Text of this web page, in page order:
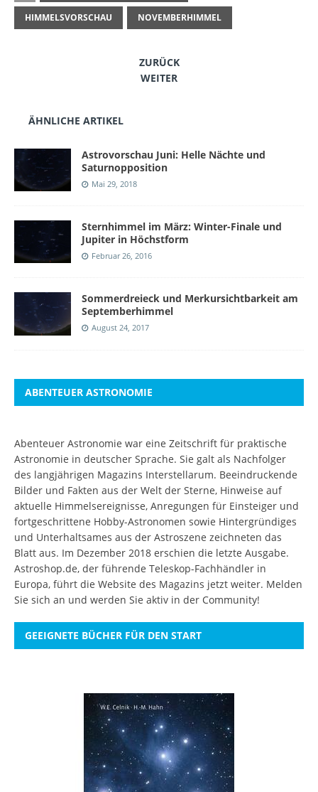
HIMMELSVORSCHAU NOVEMBERHIMMEL
ZURÜCK
WEITER
ÄHNLICHE ARTIKEL
Astrovorschau Juni: Helle Nächte und
Saturnopposition
Mai 29, 2018
Sternhimmel im März: Winter-Finale und
Jupiter in Höchstform
Februar 26, 2016
Sommerdreieck und Merkursichtbarkeit am
Septemberhimmel
August 24, 2017
ABENTEUER ASTRONOMIE
Abenteuer Astronomie war eine Zeitschrift für praktische
Astronomie in deutscher Sprache. Sie galt als Nachfolger
des langjährigen Magazins Interstellarum. Beeindruckende
Bilder und Fakten aus der Welt der Sterne, Hinweise auf
aktuelle Himmelsereignisse, Anregungen für Einsteiger und
fortgeschrittene Hobby-Astronomen sowie Hintergründiges
und Unterhaltsames aus der Astroszene zeichneten das
Blatt aus. Im Dezember 2018 erschien die letzte Ausgabe.
Astroshop.de, der führende Teleskop-Fachhändler in
Europa, führt die Website des Magazins jetzt weiter. Melden
Sie sich an und werden Sie aktiv in der Community!
GEEIGNETE BÜCHER FÜR DEN START